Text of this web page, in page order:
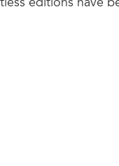
editions have